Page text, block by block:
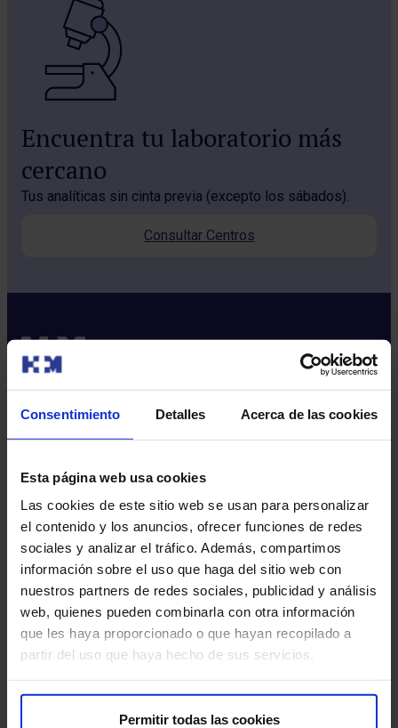
Consentimiento Detalles Acerca de las cookies
Esta página web usa cookies
Las cookies de este sitio web se usan para personalizar
el contenido y los anuncios, ofrecer funciones de redes
sociales y analizar el tráfico. Además, compartimos
información sobre el uso que haga del sitio web con
nuestros partners de redes sociales, publicidad y análisis
web, quienes pueden combinarla con otra información
que les haya proporcionado o que hayan recopilado a
partir del uso que haya hecho de sus servicios.
Permitir todas las cookies
Encuentra tu laboratorio más
cercano
Tus analíticas sin cinta previa (excepto los sábados).
Consultar Centros
Excelencia y calidad​
Trabaja con nosotros​
Rincón del accionista​
Más HM Hospitales
Fundación HM​
Centro Universitario CUHMED​
Instituto HM Hospitales​